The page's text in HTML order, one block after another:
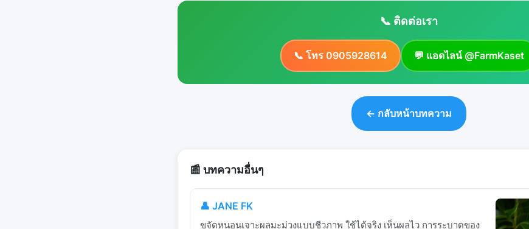
📞 ติดต่อเรา
📞 โทร 0905928614 💬 แอดไลน์ @FarmKaset
← กลับหน้าบทความ
📰 บทความอื่นๆ
👤 JANE FK
ขจัดหนอนเจาะผลมะม่วงแบบชีวภาพ ใช้ได้จริง เห็นผลไว การระบาดของ